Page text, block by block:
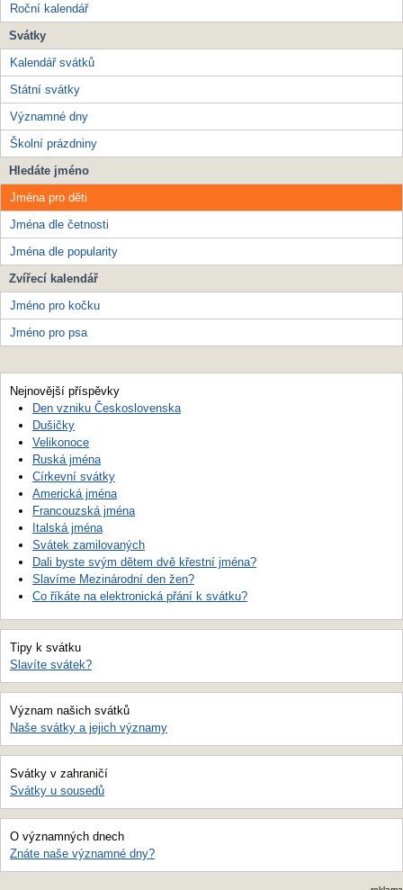
Roční kalendář
Svátky
Kalendář svátků
Státní svátky
Významné dny
Školní prázdniny
Hledáte jméno
Jména pro děti
Jména dle četnosti
Jména dle popularity
Zvířecí kalendář
Jméno pro kočku
Jméno pro psa
Nejnovější příspěvky
Den vzniku Československa
Dušičky
Velikonoce
Ruská jména
Církevní svátky
Americká jména
Francouzská jména
Italská jména
Svátek zamilovaných
Dali byste svým dětem dvě křestní jména?
Slavíme Mezinárodní den žen?
Co říkáte na elektronická přání k svátku?
Tipy k svátku
Slavíte svátek?
Význam našich svátků
Naše svátky a jejich významy
Svátky v zahraničí
Svátky u sousedů
O významných dnech
Znáte naše významné dny?